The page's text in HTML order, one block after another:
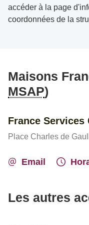
accéder à la page
coordonnées de la
Maisons
MSAP)
France Services
Place Charles de
Email
Les autres